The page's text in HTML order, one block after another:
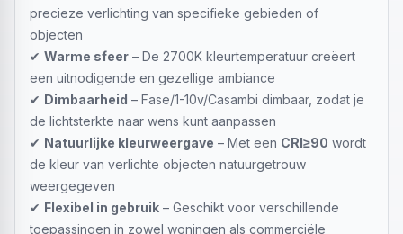
precieze verlichting van specifieke gebieden of
objecten
✔ Warme sfeer – De 2700K kleurtemperatuur creëert
een uitnodigende en gezellige ambiance
✔ Dimbaarheid – Fase/1-10v/Casambi dimbaar, zodat je
de lichtsterkte naar wens kunt aanpassen
✔ Natuurlijke kleurweergave – Met een CRI≥90 wordt
de kleur van verlichte objecten natuurgetrouw
weergegeven
✔ Flexibel in gebruik – Geschikt voor verschillende
toepassingen in zowel woningen als commerciële